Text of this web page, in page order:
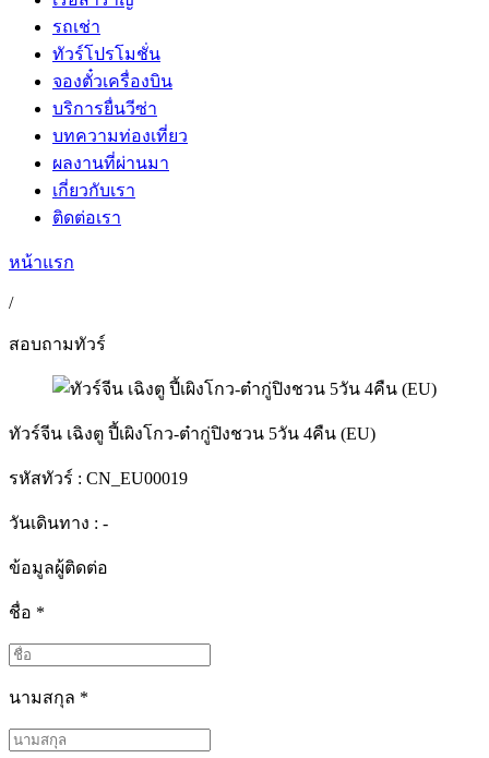
รถเช่า
ทัวร์โปรโมชั่น
จองตั๋วเครื่องบิน
บริการยื่นวีซ่า
บทความท่องเที่ยว
ผลงานที่ผ่านมา
เกี่ยวกับเรา
ติดต่อเรา
หน้าแรก
/
สอบถามทัวร์
ทัวร์จีน เฉิงตู ปี้เผิงโกว-ต๋ากู่ปิงชวน 5วัน 4คืน (EU)
รหัสทัวร์ : CN_EU00019
วันเดินทาง : -
ข้อมูลผู้ติดต่อ
ชื่อ *
นามสกุล *